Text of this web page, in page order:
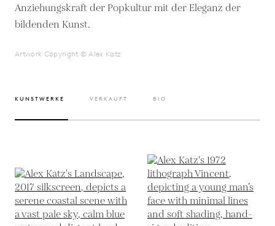
Anziehungskraft der Popkultur mit der Eleganz der
bildenden Kunst.
Artwork Copyright © Alex Katz
KUNSTWERKE VERKAUFT BIO